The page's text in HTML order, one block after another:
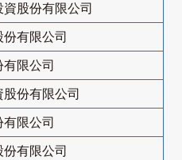
股份有限公司
有限公司
限公司
份有限公司
限公司
份有限公司